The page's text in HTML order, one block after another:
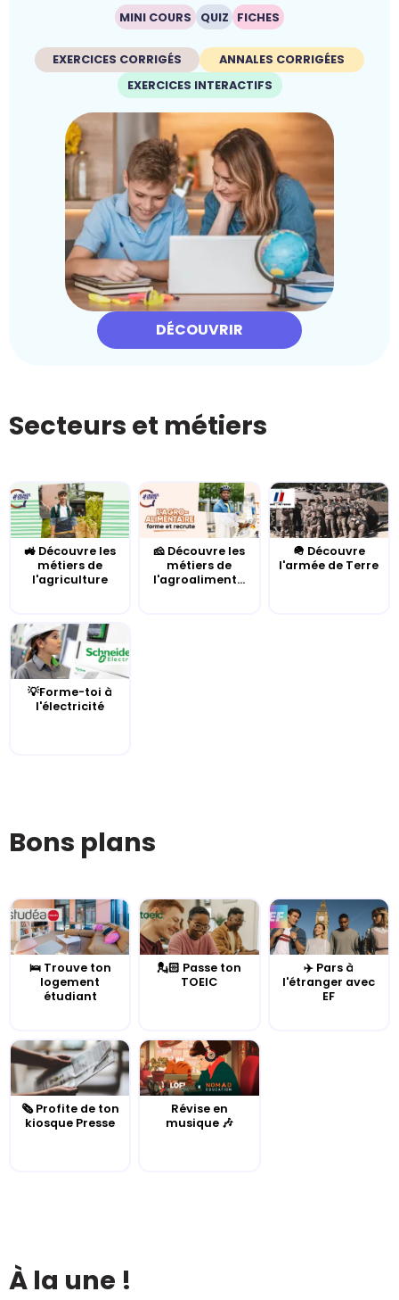
MINI COURS QUIZ FICHES
EXERCICES CORRIGÉS
ANNALES CORRIGÉES
EXERCICES INTERACTIFS
DÉCOUVRIR
Secteurs et métiers
🚜 Découvre les
métiers de
l'agriculture
🧀 Découvre les
métiers de
l'agroaliment...
🪖 Découvre
l'armée de Terre
💡Forme-toi à
l'électricité
Bons plans
🛌 Trouve ton
logement
étudiant
💂🏻 Passe ton
TOEIC
✈️ Pars à
l'étranger avec
EF
🗞️ Profite de ton
kiosque Presse
Révise en
musique 🎶
À la une !